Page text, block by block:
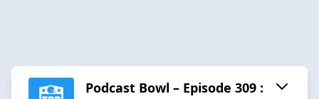
Podcast Bowl – Episode 309 :